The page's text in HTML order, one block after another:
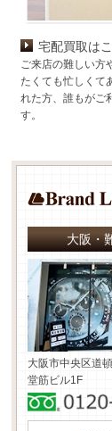
宅配買取は
ご来店の難しい方
たくても忙しくて
れた方、誰もがご
す。
大阪・
大阪市中央区道
堂筋ビル1F